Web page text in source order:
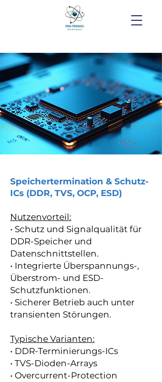
Speichertermination & Schutz-
ICs (DDR, TVS, OCP, ESD)
Nutzenvorteil:
• Schutz und Signalqualität für
DDR-Speicher und
Datenschnittstellen.
• Integrierte Überspannungs-,
Überstrom- und ESD-
Schutzfunktionen.
• Sicherer Betrieb auch unter
transienten Störungen.
Typische Varianten:
• DDR-Terminierungs-ICs
• TVS-Dioden-Arrays
• Overcurrent-Protection